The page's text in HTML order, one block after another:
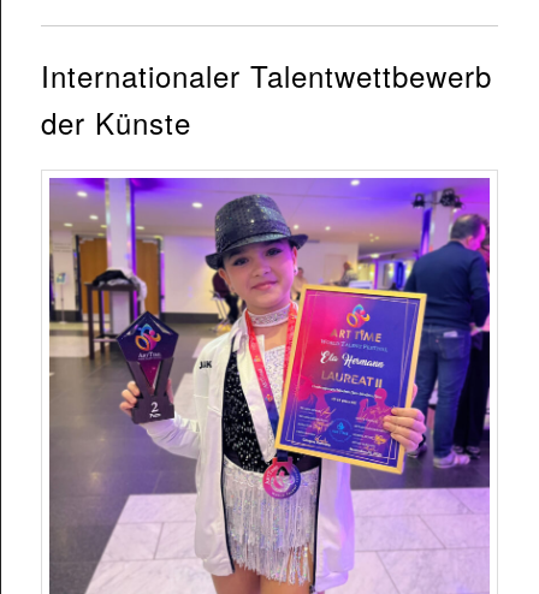
Internationaler Talentwettbewerb
der Künste